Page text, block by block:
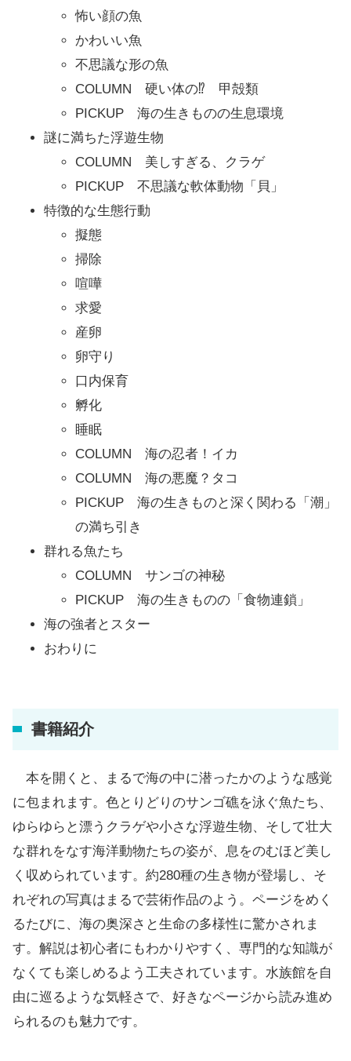
怖い顔の魚
かわいい魚
不思議な形の魚
COLUMN 硬い体の⁉ 甲殻類
PICKUP 海の生きものの生息環境
謎に満ちた浮遊生物
COLUMN 美しすぎる、クラゲ
PICKUP 不思議な軟体動物「貝」
特徴的な生態行動
擬態
掃除
喧嘩
求愛
産卵
卵守り
口内保育
孵化
睡眠
COLUMN 海の忍者！イカ
COLUMN 海の悪魔？タコ
PICKUP 海の生きものと深く関わる「潮」
の満ち引き
群れる魚たち
COLUMN サンゴの神秘
PICKUP 海の生きものの「食物連鎖」
海の強者とスター
おわりに
書籍紹介
本を開くと、まるで海の中に潜ったかのような感覚
に包まれます。色とりどりのサンゴ礁を泳ぐ魚たち、
ゆらゆらと漂うクラゲや小さな浮遊生物、そして壮大
な群れをなす海洋動物たちの姿が、息をのむほど美し
く収められています。約280種の生き物が登場し、そ
れぞれの写真はまるで芸術作品のよう。ページをめく
るたびに、海の奥深さと生命の多様性に驚かされま
す。解説は初心者にもわかりやすく、専門的な知識が
なくても楽しめるよう工夫されています。水族館を自
由に巡るような気軽さで、好きなページから読み進め
られるのも魅力です。